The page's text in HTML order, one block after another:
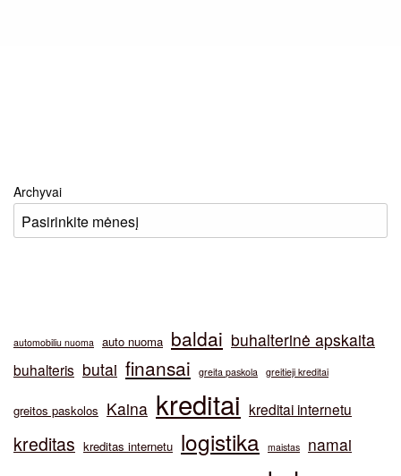
Archyvai
automobiliu nuoma auto nuoma baldai buhalterinė apskaita
buhalteris butai finansai greita paskola greitieji kreditai
greitos paskolos Kaina kreditai kreditai internetu
kreditas kreditas internetu logistika maistas
namai